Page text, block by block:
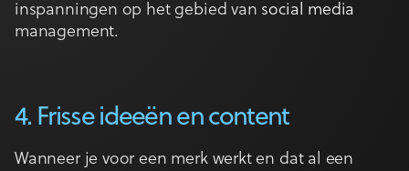
inspanningen op het gebied van social media
management.
4. Frisse ideeën en content
Wanneer je voor een merk werkt en dat al een